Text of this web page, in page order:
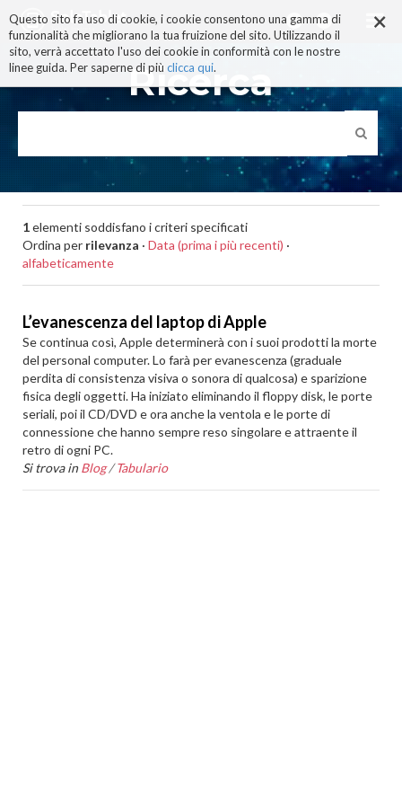
×
Questo sito fa uso di cookie, i cookie consentono una gamma di
funzionalità che migliorano la tua fruizione del sito. Utilizzando il
sito, verrà accettato l'uso dei cookie in conformità con le nostre
linee guida. Per saperne di più clicca qui.
ai
contenuti.
|
alla
navigazione
Ricerca
1elementi soddisfano i criteri specificati
Ordina per rilevanza · Data (prima i più recenti) ·
alfabeticamente
L’evanescenza del laptop di Apple
Se continua così, Apple determinerà con i suoi prodotti la morte
del personal computer. Lo farà per evanescenza (graduale
perdita di consistenza visiva o sonora di qualcosa) e sparizione
fisica degli oggetti. Ha iniziato eliminando il floppy disk, le porte
seriali, poi il CD/DVD e ora anche la ventola e le porte di
connessione che hanno sempre reso singolare e attraente il
retro di ogni PC.
Si trova in Blog /Tabulario